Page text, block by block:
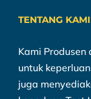
TENTANG KAMI
Kami
untuk
juga